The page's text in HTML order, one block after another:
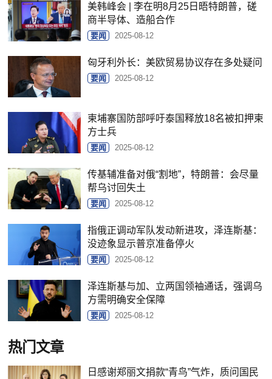
美韩峰会 | 李在明8月25日晤特朗普，磋
商半导体、造船合作
要闻 2025-08-12
匈牙利外长：美欧贸易协议存在多处疑问
要闻 2025-08-12
柬埔寨国防部呼吁泰国释放18名被扣押柬
方士兵
要闻 2025-08-12
传基辅准备对俄“割地”，特朗普：会尽量
帮乌讨回失土
要闻 2025-08-12
指俄正调动军队发动新进攻，泽连斯基：
没迹象显示普京准备停火
要闻 2025-08-12
泽连斯基与加、立两国领袖通话，强调乌
方需明确安全保障
要闻 2025-08-12
热门文章
日感谢郑丽文捐款“青鸟”气炸，质问国民